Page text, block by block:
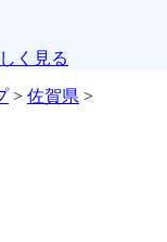
く見る
> 佐賀県 >